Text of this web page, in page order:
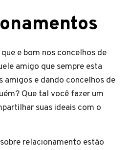
e bom nos concelhos de
amigo que sempre esta
amigos e dando concelhos de
Que tal você fazer um
suas ideais com o
relacionamento estão